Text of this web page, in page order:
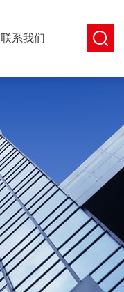
联系我们